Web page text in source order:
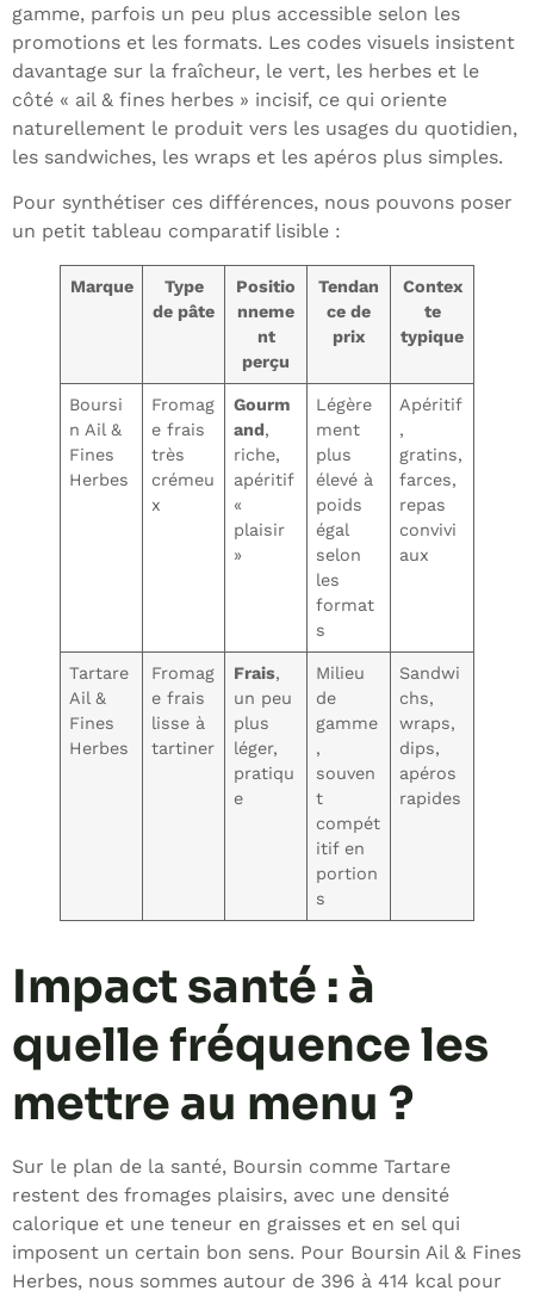
gamme, parfois un peu plus accessible selon les
promotions et les formats. Les codes visuels insistent
davantage sur la fraîcheur, le vert, les herbes et le
côté « ail & fines herbes » incisif, ce qui oriente
naturellement le produit vers les usages du quotidien,
les sandwiches, les wraps et les apéros plus simples.
Pour synthétiser ces différences, nous pouvons poser
un petit tableau comparatif lisible :
Marque
Type
de pâte
Positio
nneme
nt
perçu
Tendan
ce de
prix
Contex
te
typique
Boursi
n Ail &
Fines
Herbes
Fromag
e frais
très
crémeu
x
Gourm
and,
riche,
apéritif
«
plaisir
»
Légère
ment
plus
élevé à
poids
égal
selon
les
format
s
Apéritif
,
gratins,
farces,
repas
convivi
aux
Tartare
Ail &
Fines
Herbes
Fromag
e frais
lisse à
tartiner
Frais,
un peu
plus
léger,
pratiqu
e
Milieu
de
gamme
,
souven
t
compét
itif en
portion
s
Sandwi
chs,
wraps,
dips,
apéros
rapides
Impact santé : à
quelle fréquence les
mettre au menu ?
Sur le plan de la santé, Boursin comme Tartare
restent des fromages plaisirs, avec une densité
calorique et une teneur en graisses et en sel qui
imposent un certain bon sens. Pour Boursin Ail & Fines
Herbes, nous sommes autour de 396 à 414 kcal pour